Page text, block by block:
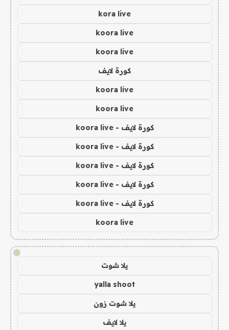
kora live
koora live
koora live
كورة لايف
koora live
koora live
كورة لايف - koora live
كورة لايف - koora live
كورة لايف - koora live
كورة لايف - koora live
كورة لايف - koora live
koora live
!
يلا شوت
yalla shoot
يلا شوت زون
يلا لايف